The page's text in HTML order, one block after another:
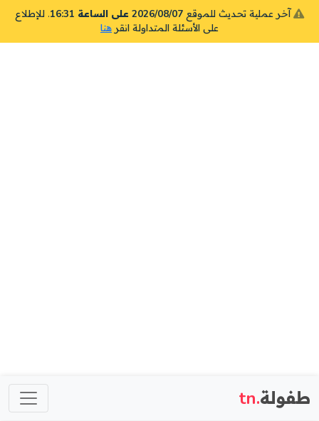
آخر عملية تحديث للموقع 2026/08/07 على الساعة 16:31
. للإطلاع
على الأسئلة المتداولة انقر هنا
طفولة.tn